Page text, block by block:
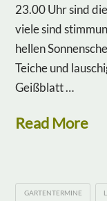
23.00 Uhr sind
viele sind
hellen
Teiche und
Geißblatt …
Read More
GARTENTERMINE